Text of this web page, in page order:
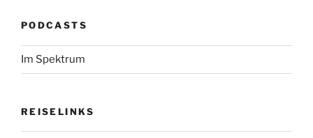
PODCASTS
Im Spektrum
REISELINKS